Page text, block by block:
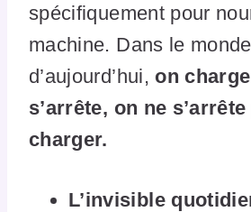
spécifiquement pour
machine. Dans le monde
d’aujourd’hui, on
s’arrête, on ne
charger.
L’invisible